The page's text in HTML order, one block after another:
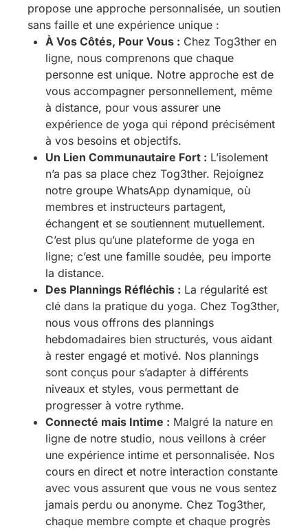
propose une approche personnalisée, un soutien
sans faille et une expérience unique :
À Vos Côtés, Pour Vous : Chez Tog3ther en
ligne, nous comprenons que chaque
personne est unique. Notre approche est de
vous accompagner personnellement, même
à distance, pour vous assurer une
expérience de yoga qui répond précisément
à vos besoins et objectifs.
Un Lien Communautaire Fort : L’isolement
n’a pas sa place chez Tog3ther. Rejoignez
notre groupe WhatsApp dynamique, où
membres et instructeurs partagent,
échangent et se soutiennent mutuellement.
C’est plus qu’une plateforme de yoga en
ligne; c’est une famille soudée, peu importe
la distance.
Des Plannings Réfléchis : La régularité est
clé dans la pratique du yoga. Chez Tog3ther,
nous vous offrons des plannings
hebdomadaires bien structurés, vous aidant
à rester engagé et motivé. Nos plannings
sont conçus pour s’adapter à différents
niveaux et styles, vous permettant de
progresser à votre rythme.
Connecté mais Intime : Malgré la nature en
ligne de notre studio, nous veillons à créer
une expérience intime et personnalisée. Nos
cours en direct et notre interaction constante
avec vous assurent que vous ne vous sentez
jamais perdu ou anonyme. Chez Tog3ther,
chaque membre compte et chaque progrès